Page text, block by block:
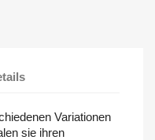
Variationen
sie ihren